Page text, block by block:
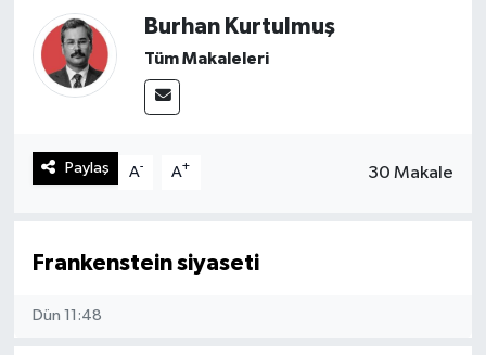
Burhan Kurtulmuş
Tüm Makaleleri
Paylaş A- A+ 30 Makale
Frankenstein siyaseti
Dün 11:48
Sağlık
Spor
Teknoloji